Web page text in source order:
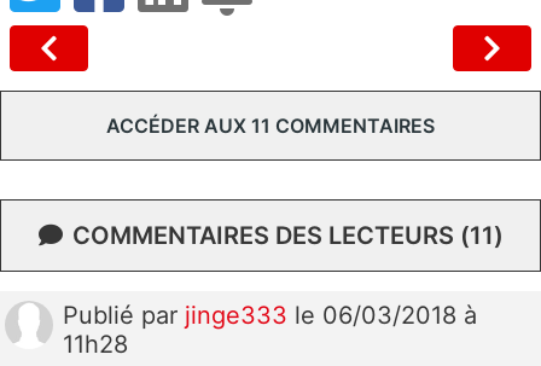
ACCÉDER AUX 11 COMMENTAIRES
COMMENTAIRES DES LECTEURS (11)
Publié par jinge333 le 06/03/2018 à
11h28